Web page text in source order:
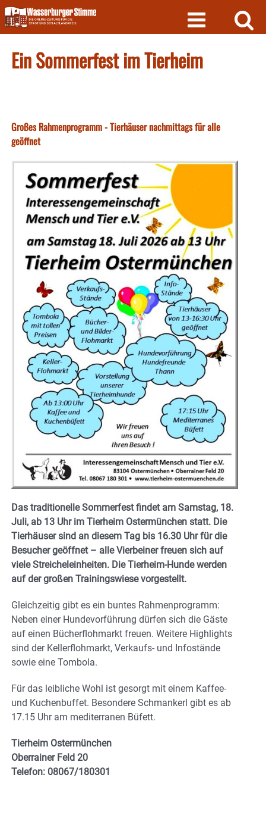
Skip
to
content
Ein Sommerfest im Tierheim
Großes Rahmenprogramm - Tierhäuser nachmittags für alle
geöffnet
Das traditionelle Sommerfest findet am Samstag, 18.
Juli, ab 13 Uhr im Tierheim Ostermünchen statt. Die
Tierhäuser sind an diesem Tag bis 16.30 Uhr für die
Besucher geöffnet – alle Vierbeiner freuen sich auf
viele Streicheleinheiten. Die Tierheim-Hunde werden
auf der großen Trainingswiese vorgestellt.
Gleichzeitig gibt es ein buntes Rahmenprogramm:
Neben einer Hundevorführung dürfen sich die Gäste
auf einen Bücherflohmarkt freuen. Weitere Highlights
sind der Kellerflohmarkt, Verkaufs- und Infostände
sowie eine Tombola.
Für das leibliche Wohl ist gesorgt mit einem Kaffee-
und Kuchenbuffet. Besondere Schmankerl gibt es ab
17.15 Uhr am mediterranen Büfett.
Tierheim Ostermünchen
Oberrainer Feld 20
Telefon: 08067/180301